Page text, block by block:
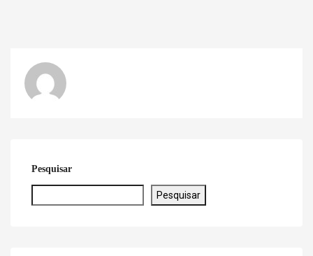
Pesquisar
Pesquisar